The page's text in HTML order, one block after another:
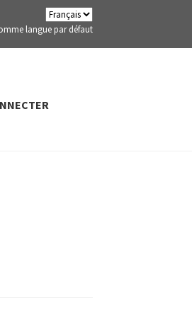
langue par défaut